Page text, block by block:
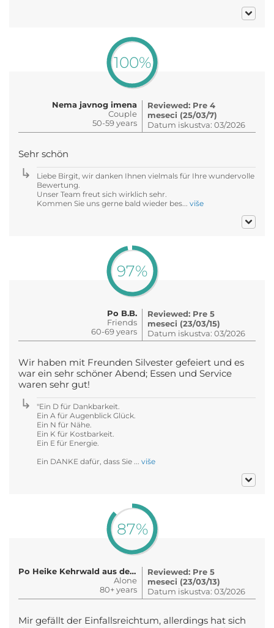
100%
Nema javnog imena
Couple
50-59 years
Reviewed: Pre 4
meseci (25/03/7)
Datum iskustva: 03/2026
Sehr schön
Liebe Birgit, wir danken Ihnen vielmals für Ihre wundervolle
Bewertung.
Unser Team freut sich wirklich sehr.
Kommen Sie uns gerne bald wieder bes... više
97%
Po B.B.
Friends
60-69 years
Reviewed: Pre 5
meseci (23/03/15)
Datum iskustva: 03/2026
Wir haben mit Freunden Silvester gefeiert und es
war ein sehr schöner Abend; Essen und Service
waren sehr gut!
"Ein D für Dankbarkeit.
Ein A für Augenblick Glück.
Ein N für Nähe.
Ein K für Kostbarkeit.
Ein E für Energie.
Ein DANKE dafür, dass Sie ... više
87%
Po Heike Kehrwald aus dem Schwarz..
Alone
80+ years
Reviewed: Pre 5
meseci (23/03/13)
Datum iskustva: 03/2026
Mir gefällt der Einfallsreichtum, allerdings hat sich